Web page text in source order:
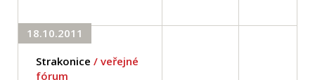
18.10.2011
Strakonice / veřejné
fórum